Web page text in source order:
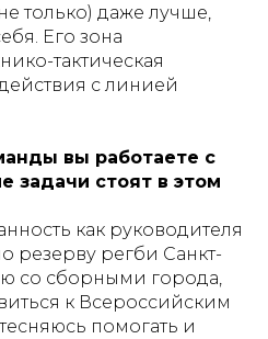
только) даже лучше,
Его зона
тактическая
с линией
вы работаете с
задачи стоят в этом
как руководителя
резерву регби Санкт-
со сборными города,
к Всероссийским
помогать и